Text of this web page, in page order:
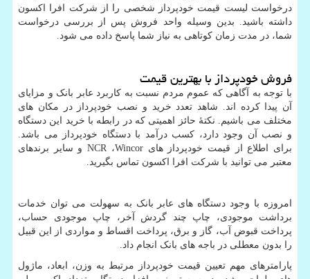
درخواست لیست قیمت خودپرداز شخصی را از شرکت افرا اکسون
داشته باشید. بدین وسیله واحد فروش پس از بررسی درخواست
شما، در مدت زمان کوتاهی به نیاز شما پاسخ داده می شود.
فروش خودپرداز با بهترین قیمت
با توجه به آگاهی که عموم مردم نسبت به کاربرد عابر بانک و مزایای
آن پیدا کرده اند. شاهد تعدد خرید و نصب خودپرداز در مکان های
مختلف می باشیم. نکتۀ حائز اهمیتی که در رابطه با خرید این دستگاه
و نصب آن وجود دارد، کسب درآمد با دستگاه خودپرداز می باشد.
برای اطلاع از قیمت خودپرداز هایWincor،NCRو سایر برندهای
معتبر می توانید با شرکت افرا اکسون تماس بگیرید.
امروزه با وجود دستگاه های عابر بانک به سهولت می توان خدمات
برداشت موجودی، چاپ چند گردش آخر، چاپ موجودی حساب،
پرداخت قبوض آب، گاز و برق، پرداخت اقساط و مواردی از این قبیل
را بدون معطلی در باجه های بانک انجام داد.
پارامترهای مهم تعیین قیمت خودپرداز مرتبط به وزن، ابعاد، ماژول